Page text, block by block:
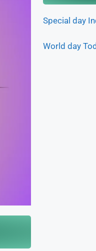
Special day
World day